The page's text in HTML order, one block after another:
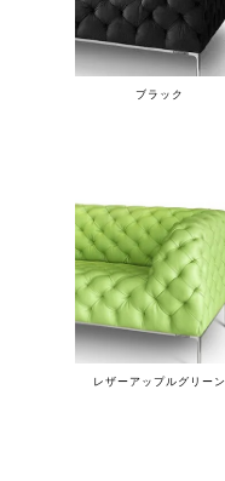
ブラック
レザーアップルグリーン